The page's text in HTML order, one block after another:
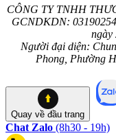
CÔNG TY TNHH
GCNDKDN:
ngày
Người đại diện:
Phong, Phường
Quay về đầu trang
Chat Zalo (8h30 - 19h)